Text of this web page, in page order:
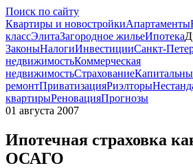
Поиск по сайту
Квартиры и новостройкиАпартаменты
классЭлитаЗагородное жильеИпотека
ЗаконыНалогиИнвестицииСанкт-
недвижимостьКоммерческая
недвижимостьСтрахование
ремонтПриватизацияРиэлторы
квартирыРеновацияПрогнозы
01 августа 2007
Ипотечная страховка
ОСАГО